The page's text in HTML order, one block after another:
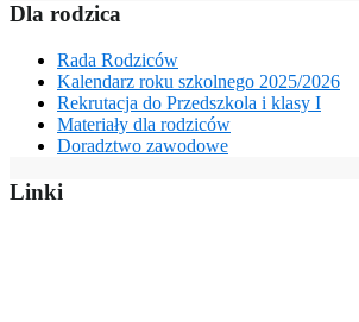
Dla rodzica
Rada Rodziców
Kalendarz roku szkolnego 2025/2026
Rekrutacja do Przedszkola i klasy I
Materiały dla rodziców
Doradztwo zawodowe
Linki